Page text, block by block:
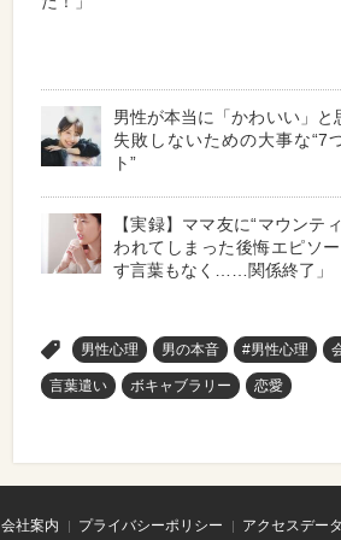
男性が本当に「かわいい」と
失敗しないための大事な“7
ト”
【実録】ママ友に“マウンテ
われてしまった後悔エピソ
す言葉もなく……関係終了」
男性心理 男の本音 #男性心理
言葉遣い ボキャブラリー 恋愛
会社案内 プライバシーポリシー アクセスデー